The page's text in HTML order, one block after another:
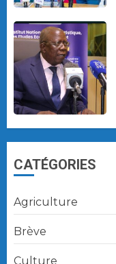
CATÉGORIES
Agriculture
Brève
Culture